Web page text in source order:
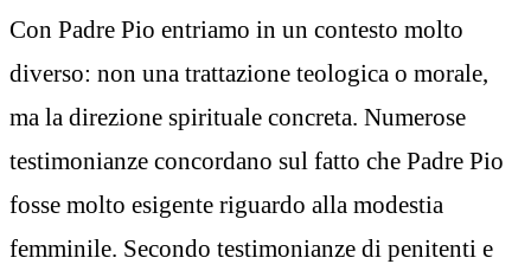
Con Padre Pio entriamo in un contesto molto
diverso: non una trattazione teologica o morale,
ma la direzione spirituale concreta. Numerose
testimonianze concordano sul fatto che Padre Pio
fosse molto esigente riguardo alla modestia
femminile. Secondo testimonianze di penitenti e